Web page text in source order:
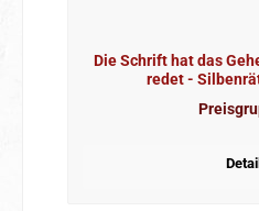
Die Schrift hat das
redet -